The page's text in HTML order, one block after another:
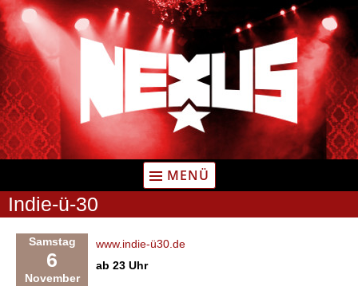
Zum
Inhalt
springen
MENÜ
Indie-ü-30
Samstag
6
November
www.indie-ü30.de
ab 23 Uhr